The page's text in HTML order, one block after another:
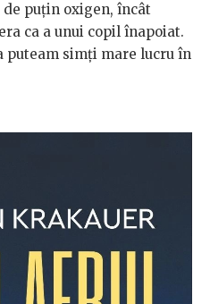
puţin oxigen, încât
ca a unui copil înapoiat.
puteam simţi mare lucru în